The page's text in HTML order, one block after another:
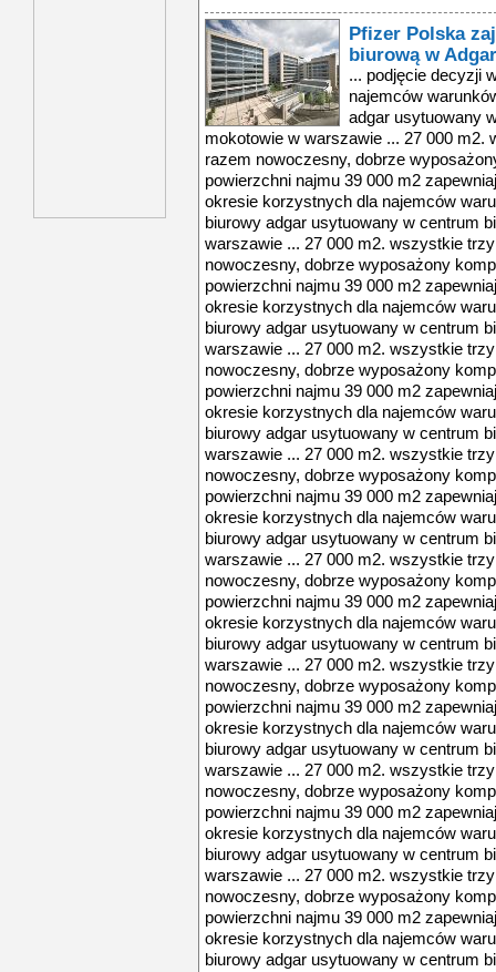
Pfizer Polska
biurową w
... podjęcie decyzji
najemców
adgar usytuowany
mokotowie w warszawie ... 27 000 m2.
razem nowoczesny, dobrze
powierzchni najmu 39 000 m2
okresie korzystnych dla najemców
biurowy adgar usytuowany w centrum
warszawie ... 27 000 m2. wszystkie
nowoczesny, dobrze wyposażony
powierzchni najmu 39 000 m2
okresie korzystnych dla najemców
biurowy adgar usytuowany w centrum
warszawie ... 27 000 m2. wszystkie
nowoczesny, dobrze wyposażony
powierzchni najmu 39 000 m2
okresie korzystnych dla najemców
biurowy adgar usytuowany w centrum
warszawie ... 27 000 m2. wszystkie
nowoczesny, dobrze wyposażony
powierzchni najmu 39 000 m2
okresie korzystnych dla najemców
biurowy adgar usytuowany w centrum
warszawie ... 27 000 m2. wszystkie
nowoczesny, dobrze wyposażony
powierzchni najmu 39 000 m2
okresie korzystnych dla najemców
biurowy adgar usytuowany w centrum
warszawie ... 27 000 m2. wszystkie
nowoczesny, dobrze wyposażony
powierzchni najmu 39 000 m2
okresie korzystnych dla najemców
biurowy adgar usytuowany w centrum
warszawie ... 27 000 m2. wszystkie
nowoczesny, dobrze wyposażony
powierzchni najmu 39 000 m2
okresie korzystnych dla najemców
biurowy adgar usytuowany w centrum
warszawie ... 27 000 m2. wszystkie
nowoczesny, dobrze wyposażony
powierzchni najmu 39 000 m2
okresie korzystnych dla najemców
biurowy adgar usytuowany w centrum